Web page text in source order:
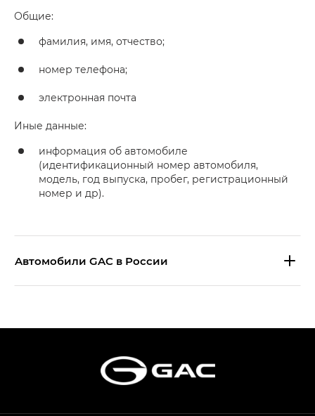
Общие:
фамилия, имя, отчество;
номер телефона;
электронная почта
Иные данные:
информация об автомобиле
(идентификационный номер автомобиля,
модель, год выпуска, пробег, регистрационный
номер и др).
Aвтомобили GAC в России
Эс Икс ПРЕМИУМ — SX PREMIUM
S7 — Эс 7 (S7) в комплектациях
Эс Икс ПРЕМИУМ — SX PREMIUM, Эс Тэ — ST
в комплектации Экс ПРЕМИУМ — EX PREMIUM